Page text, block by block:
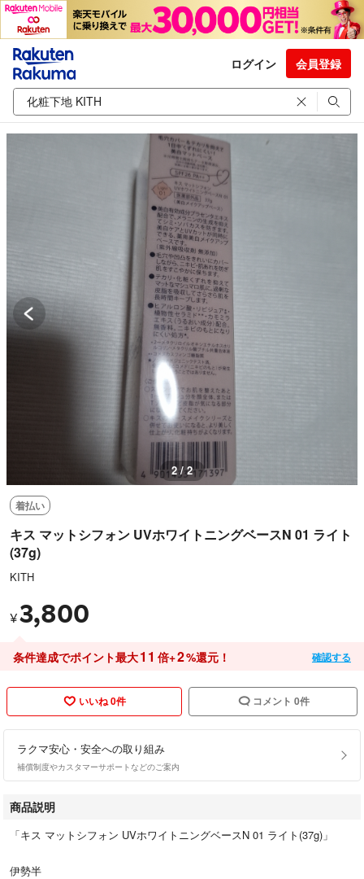
ログイン 会員登録
2 / 2
着払い
キス マットシフォン UVホワイトニングベースN 01 ライト
(37g)
KITH
¥3,800
条件達成でポイント最大11 倍+2%還元！ 確認する
いいね 0件 コメント 0件
ラクマ安心・安全への取り組み
補償制度やカスタマーサポートなどのご案内
商品説明
「キス マットシフォン UVホワイトニングベースN 01 ライト(37g)」
伊勢半